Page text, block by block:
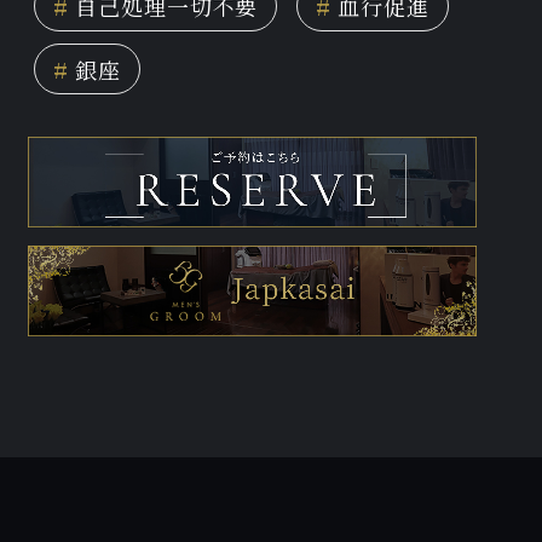
# 自己処理一切不要 # 血行促進
# 銀座